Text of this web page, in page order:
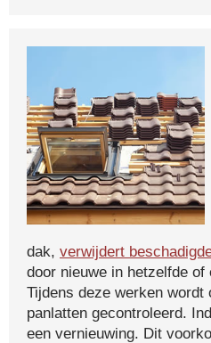
dak, verwijdert
door nieuwe in hetzelfde of
Tijdens deze werken wordt
panlatten gecontroleerd.
een vernieuwing. Dit